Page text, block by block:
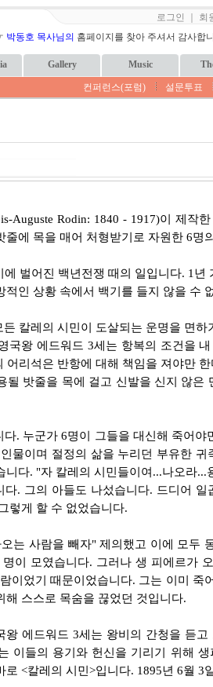
로그인 회
박동호 목사님의 홈페이지를 찾아 주셔서 감사합
Gallery Music
컨퍼런스(포럼) 설문투표
Auguste Rodin: 1840 - 1917)이 제작
에 목을 매어 처형받기로 자원한 6명
벌어진 백년전쟁 때의 일입니다. 1년
인 상황 속에서 백기를 들지 않을 수
칼레의 시민이 도살되는 운명을 면
국왕 에드워드 3세는 항복의 조건을
리석은 반항에 대해 책임을 져야만
될 밧줄을 목에 걸고 신발을 신지 않은
. 누군가 6명이 그들을 대신해 죽어야
물이며 절정의 삶을 누리던 부유한 귀
다. "자 칼레의 시민들이여...나오라...
다. 그의 아들도 나섰습니다. 드디어
렇게 할 수 없었습니다.
는 사람을 빼자" 제의했고 이에 모두
이 모였습니다. 그러나 생 피에르가
이었기 때문이었습니다. 그는 이미 죽
스스로 목숨을 끊었던 것입니다.
에드워드 3세는 왕비의 간청을 듣고
이들의 용기와 헌신을 기리기 위해
<칼레의 시민>입니다. 1895년 6월 3